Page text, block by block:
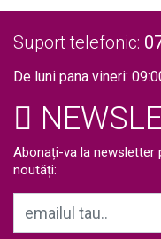
CRIOSculpture ICEPro
Suport telefonic:
De luni pana vineri:
Abonați-va la newsletter
noutăți: